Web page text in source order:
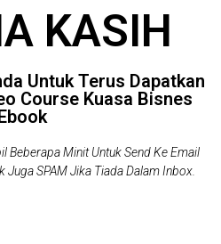
KASIH
Untuk Terus Dapatkan
Course Kuasa Bisnes
Beberapa Minit Untuk Send Ke Email
Juga SPAM Jika Tiada Dalam Inbox.